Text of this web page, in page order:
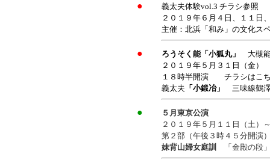
●
義太夫体験vol.3 チラシ参照
２０１９年６月４日、１１
主催：北浜「和み」の文化
● ろうそく能「小狐丸」 大槻
２０１９年５月３１日（金）
１８時半開演 チラシはこ
義太夫 「小鍛冶」 三味線鶴
●
５月東京公演
２０１９年５月１１日（土）
第２部（午後３時４５分開演
妹背山婦女庭訓
「金殿の